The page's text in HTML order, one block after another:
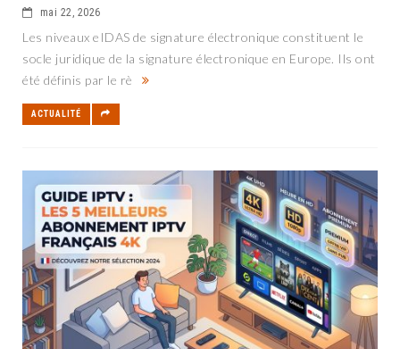
mai 22, 2026
Les niveaux eIDAS de signature électronique constituent le
socle juridique de la signature électronique en Europe. Ils ont
été définis par le rè
ACTUALITÉ